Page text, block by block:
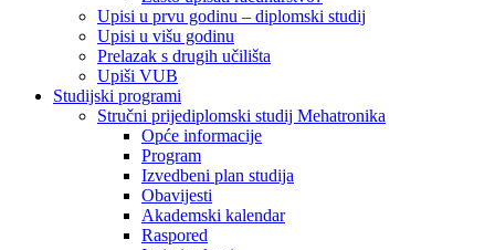
Upisi u prvu godinu – diplomski studij
Upisi u višu godinu
Prelazak s drugih učilišta
Upiši VUB
Studijski programi
Stručni prijediplomski studij Mehatronika
Opće informacije
Program
Izvedbeni plan studija
Obavijesti
Akademski kalendar
Raspored